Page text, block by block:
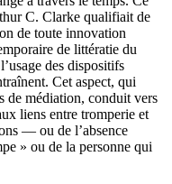
C. Clarke qualifiait de
de toute innovation
de littératie du
des dispositifs
Cet aspect, qui
de médiation, conduit vers
liens entre tromperie et
— ou de l’absence
» ou de la personne qui